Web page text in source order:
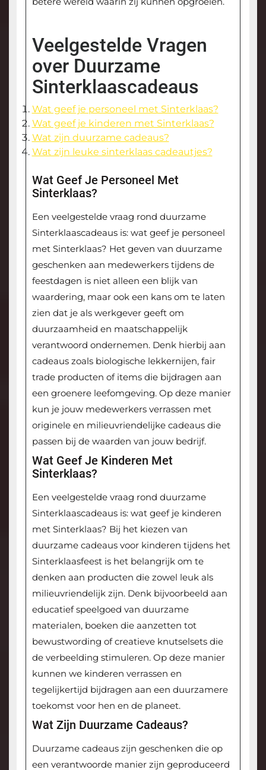
Veelgestelde Vragen
over Duurzame
Sinterklaascadeaus
Wat geef je personeel met Sinterklaas?
Wat geef je kinderen met Sinterklaas?
Wat zijn duurzame cadeaus?
Wat zijn leuke sinterklaas cadeautjes?
Wat Geef Je Personeel Met
Sinterklaas?
Een veelgestelde vraag rond duurzame
Sinterklaascadeaus is: wat geef je personeel
met Sinterklaas? Het geven van duurzame
geschenken aan medewerkers tijdens de
feestdagen is niet alleen een blijk van
waardering, maar ook een kans om te laten
zien dat je als werkgever geeft om
duurzaamheid en maatschappelijk
verantwoord ondernemen. Denk hierbij aan
cadeaus zoals biologische lekkernijen, fair
trade producten of items die bijdragen aan
een groenere leefomgeving. Op deze manier
kun je jouw medewerkers verrassen met
originele en milieuvriendelijke cadeaus die
passen bij de waarden van jouw bedrijf.
Wat Geef Je Kinderen Met
Sinterklaas?
Een veelgestelde vraag rond duurzame
Sinterklaascadeaus is: wat geef je kinderen
met Sinterklaas? Bij het kiezen van
duurzame cadeaus voor kinderen tijdens het
Sinterklaasfeest is het belangrijk om te
denken aan producten die zowel leuk als
milieuvriendelijk zijn. Denk bijvoorbeeld aan
educatief speelgoed van duurzame
materialen, boeken die aanzetten tot
bewustwording of creatieve knutselsets die
de verbeelding stimuleren. Op deze manier
kunnen we kinderen verrassen en
tegelijkertijd bijdragen aan een duurzamere
toekomst voor hen en de planeet.
Wat Zijn Duurzame Cadeaus?
Duurzame cadeaus zijn geschenken die op
een verantwoorde manier zijn geproduceerd